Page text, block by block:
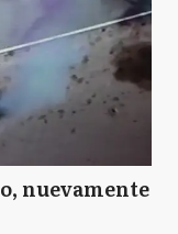
nuevamente